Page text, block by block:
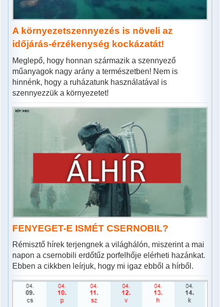
A környezetszennyezés is növeli az
időjárás-érzékenység kockázatát!
Meglepő, hogy honnan származik a szennyező
műanyagok nagy arány a természetben! Nem is
hinnénk, hogy a ruházatunk használatával is
szennyezzük a környezetet!
FENYEGET-E ISMÉT CSERNOBIL?
Rémisztő hírek terjengnek a világhálón, miszerint a mai
napon a csernobili erdőtűz porfelhője elérheti hazánkat.
Ebben a cikkben leírjuk, hogy mi igaz ebből a hírből.